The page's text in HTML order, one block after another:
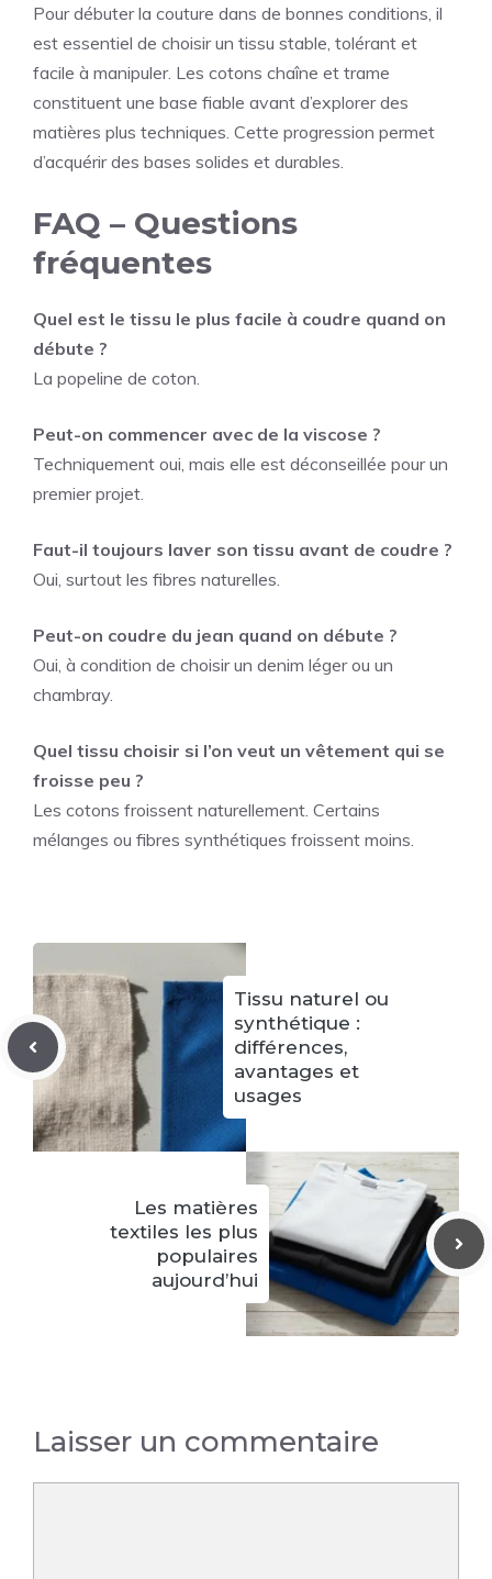
Pour débuter la couture dans de bonnes conditions, il
est essentiel de choisir un tissu stable, tolérant et
facile à manipuler. Les cotons chaîne et trame
constituent une base fiable avant d’explorer des
matières plus techniques. Cette progression permet
d’acquérir des bases solides et durables.
FAQ – Questions
fréquentes
Quel est le tissu le plus facile à coudre quand on
débute ?
La popeline de coton.
Peut-on commencer avec de la viscose ?
Techniquement oui, mais elle est déconseillée pour un
premier projet.
Faut-il toujours laver son tissu avant de coudre ?
Oui, surtout les fibres naturelles.
Peut-on coudre du jean quand on débute ?
Oui, à condition de choisir un denim léger ou un
chambray.
Quel tissu choisir si l’on veut un vêtement qui se
froisse peu ?
Les cotons froissent naturellement. Certains
mélanges ou fibres synthétiques froissent moins.
Tissu naturel ou
synthétique :
différences,
avantages et
usages
Les matières
textiles les plus
populaires
aujourd’hui
Laisser un commentaire